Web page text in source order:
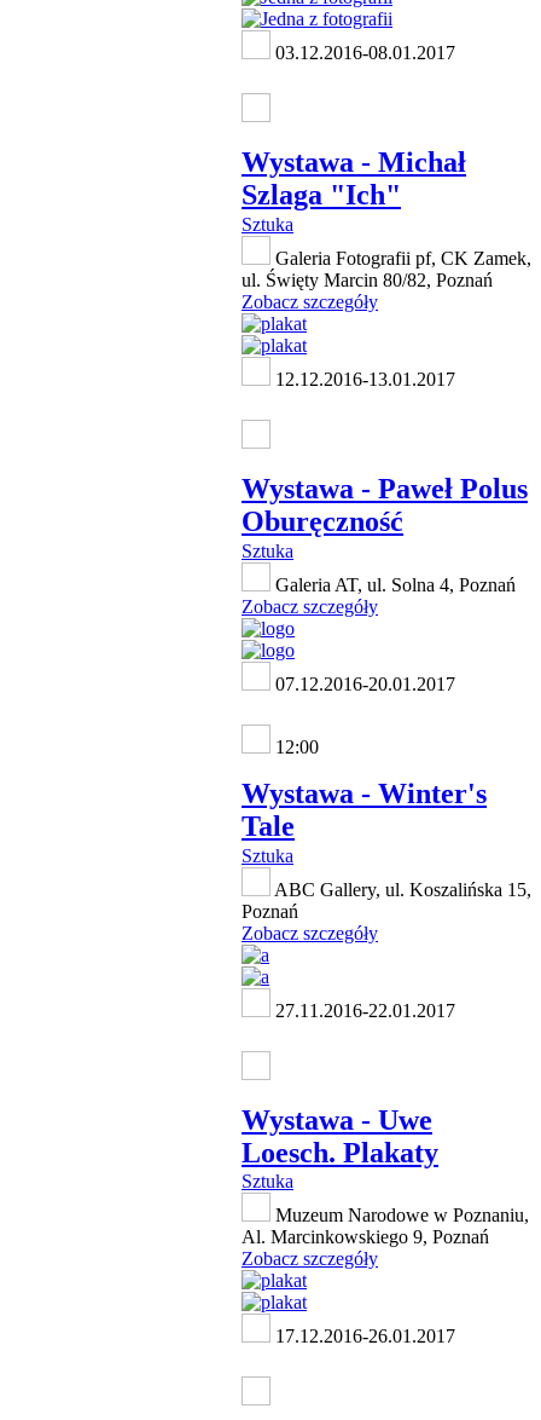
03.12.2016-08.01.2017
Wystawa - Michał
Szlaga "Ich"
Sztuka
Galeria Fotografii pf, CK Zamek,
ul. Święty Marcin 80/82, Poznań
Zobacz szczegóły
12.12.2016-13.01.2017
Wystawa - Paweł Polus
Oburęczność
Sztuka
Galeria AT, ul. Solna 4, Poznań
Zobacz szczegóły
07.12.2016-20.01.2017
12:00
Wystawa - Winter's
Tale
Sztuka
ABC Gallery, ul. Koszalińska 15,
Poznań
Zobacz szczegóły
27.11.2016-22.01.2017
Wystawa - Uwe
Loesch. Plakaty
Sztuka
Muzeum Narodowe w Poznaniu,
Al. Marcinkowskiego 9, Poznań
Zobacz szczegóły
17.12.2016-26.01.2017